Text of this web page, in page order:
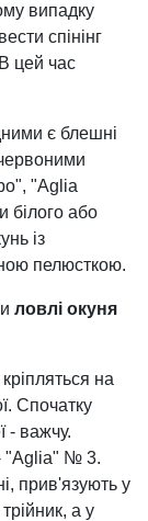
випадку
спінінг
цей час
є блешні
"Aglia
білого або
із
пелюсткою.
ловлі окуня
на
Спочатку
- важчу.
"Aglia" № 3.
прив'язують у
а у